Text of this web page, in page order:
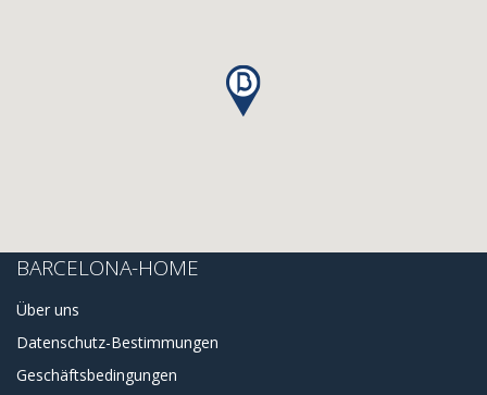
BARCELONA-HOME
Über uns
Datenschutz-Bestimmungen
Geschäftsbedingungen